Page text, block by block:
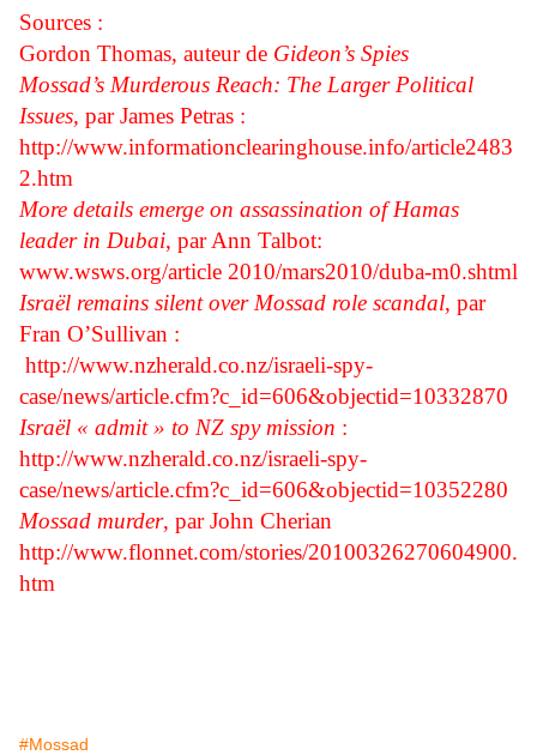
Sources :
Gordon Thomas, auteur de Gideon’s Spies
Mossad’s Murderous Reach: The Larger Political
Issues, par James Petras :
http://www.informationclearinghouse.info/article2483
2.htm
More details emerge on assassination of Hamas
leader in Dubai, par Ann Talbot:
www.wsws.org/article 2010/mars2010/duba-m0.shtml
Israël remains silent over Mossad role scandal, par
Fran O’Sullivan :
http://www.nzherald.co.nz/israeli-spy-
case/news/article.cfm?c_id=606&objectid=10332870
Israël « admit » to NZ spy mission :
http://www.nzherald.co.nz/israeli-spy-
case/news/article.cfm?c_id=606&objectid=10352280
Mossad murder, par John Cherian
http://www.flonnet.com/stories/20100326270604900.
htm
#Mossad